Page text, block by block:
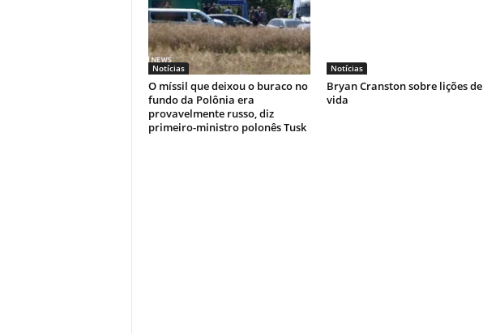
Notícias
O míssil que deixou o buraco no
fundo da Polônia era
provavelmente russo, diz
primeiro-ministro polonês Tusk
Notícias
Bryan Cranston sobre lições de
vida